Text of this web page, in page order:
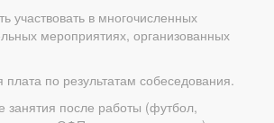
участвовать в многочисленных
мероприятиях, организованных
плата по результатам собеседования.
занятия после работы (футбол,